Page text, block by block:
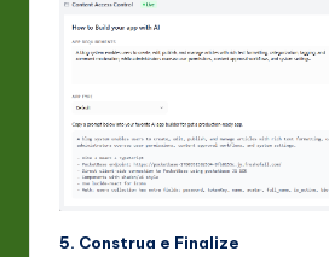
5. Construa e Finalize